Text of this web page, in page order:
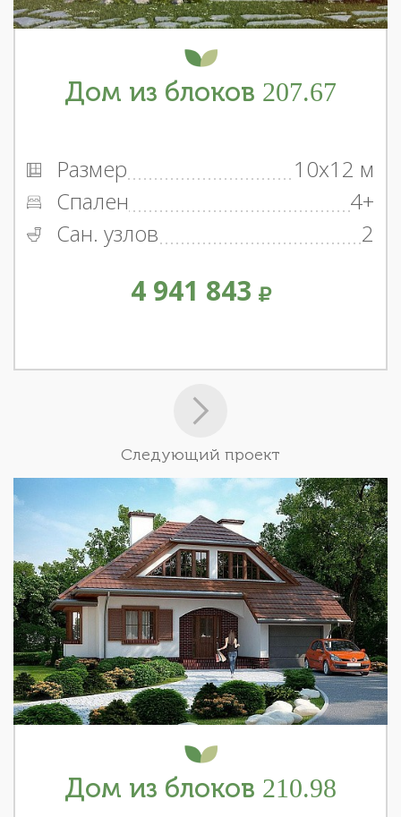
Дом из блоков 207.67
Размер
10x12 м
Спален
4+
Сан. узлов
2
4 941 843
Следующий проект
Дом из блоков 210.98